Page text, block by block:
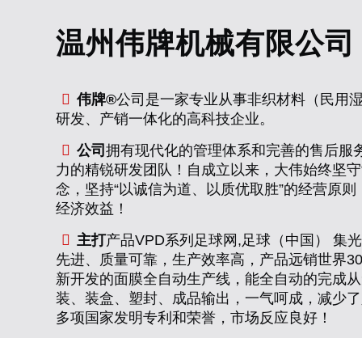
温州伟牌机械有限公司
伟牌®公司是一家专业从事非织材料（民用
研发、产销一体化的高科技企业。
公司 拥有现代化的管理体系和完善的售后服
力的精锐研发团队！自成立以来，大伟始终坚
念，坚持“以诚信为道、以质优取胜”的经营原
经济效益！
主打产品VPD系列足球网,足球（中国） 集
先进、质量可靠，生产效率高，产品远销世界
新开发的面膜全自动生产线，能全自动的完成
装、装盒、塑封、成品输出，一气呵成，减少
多项国家发明专利和荣誉，市场反应良好！